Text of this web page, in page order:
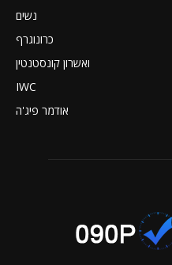
נשים
כרונוגרף
ואשרון קונסטנטין
IWC
אודמר פיג'ה